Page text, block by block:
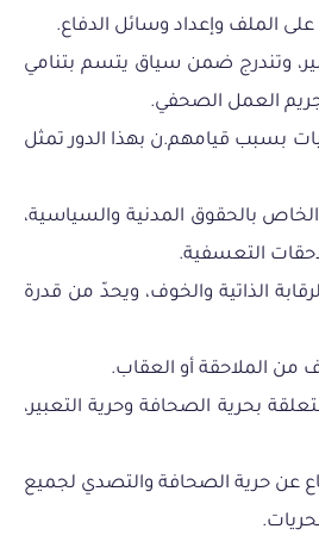
وتندرج ضمن سياق يتسم بتنامي
العمل الصحفي.
بسبب قيامهم.ن بهذا الدور تمثل
بالحقوق المدنية والسياسية،
التعسفية.
الذاتية والخوف، ويحدّ من قدرة
من الملاحقة أو العقاب.
بحرية الصحافة وحرية التعبير،
عن حرية الصحافة والتصدي لجميع